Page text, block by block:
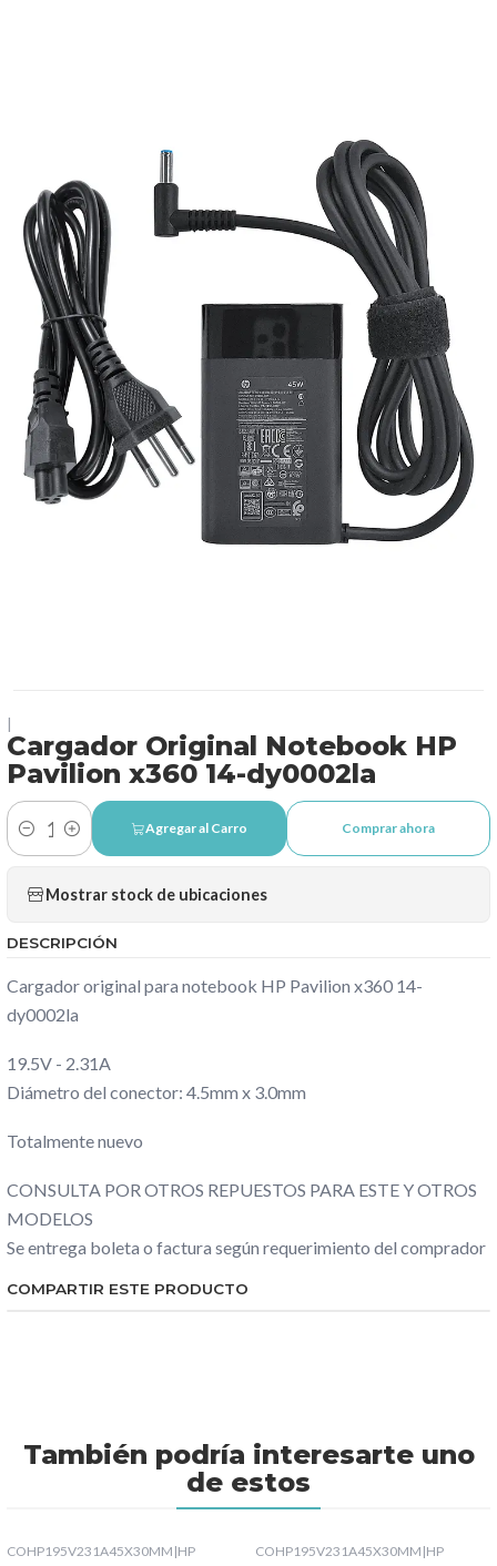
Cargador Original Notebook HP
Pavilion x360 14-dy0002la
Cantidad
Agregar al Carro Comprar ahora
Mostrar stock de ubicaciones
DESCRIPCIÓN
Cargador original para notebook HP Pavilion x360 14-
dy0002la
19.5V - 2.31A
Diámetro del conector: 4.5mm x 3.0mm
Totalmente nuevo
CONSULTA POR OTROS REPUESTOS PARA ESTE Y OTROS
MODELOS
Se entrega boleta o factura según requerimiento del comprador
COMPARTIR ESTE PRODUCTO
También podría interesarte uno
de estos
COHP195V231A45X30MM |HP COHP195V231A45X30MM |HP